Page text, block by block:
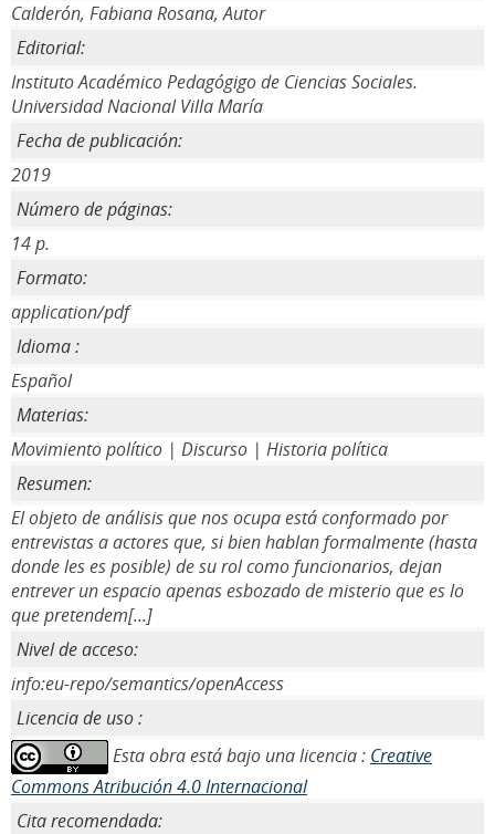
Calderón, Fabiana Rosana, Autor
Editorial:
Instituto Académico Pedagógigo de Ciencias Sociales.
Universidad Nacional Villa María
Fecha de publicación:
2019
Número de páginas:
14 p.
Formato:
application/pdf
Idioma :
Español
Materias:
Movimiento político | Discurso | Historia política
Resumen:
El objeto de análisis que nos ocupa está conformado por
entrevistas a actores que, si bien hablan formalmente (hasta
donde les es posible) de su rol como funcionarios, dejan
entrever un espacio apenas esbozado de misterio que es lo
que pretendem[...]
Nivel de acceso:
info:eu-repo/semantics/openAccess
Licencia de uso :
Esta obra está bajo una licencia : Creative
Commons Atribución 4.0 Internacional
Cita recomendada: